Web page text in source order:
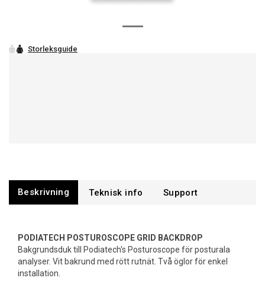
Beskrivning Support
PODIATECH POSTUROSCOPE GRID BACKDROP
Bakgrundsduk till Podiatech's Posturoscope för posturala
analyser. Vit bakrund med rött rutnät. Två öglor för enkel
installation.